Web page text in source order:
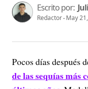
Escrito por:
Redactor May
Pocos días después
de las sequías más